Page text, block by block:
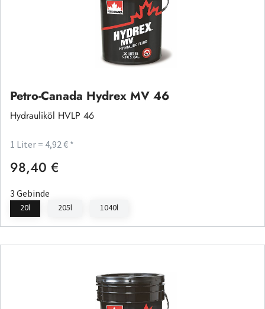
Petro-Canada Hydrex MV 46
Hydrauliköl HVLP 46
1 Liter = 4,92 € *
Regulärer Preis:
98,40 €
3 Gebinde
20l 205l 1040l